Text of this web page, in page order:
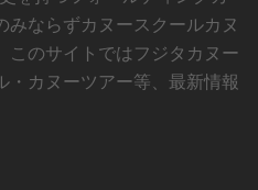
ならずカヌースクールカヌ
このサイトではフジタカヌー
カヌーツアー等、最新情報